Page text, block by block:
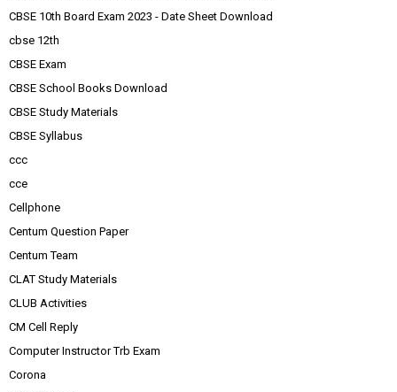
CBSE 10th Board Exam 2023 - Date Sheet Download
cbse 12th
CBSE Exam
CBSE School Books Download
CBSE Study Materials
CBSE Syllabus
ccc
cce
Cellphone
Centum Question Paper
Centum Team
CLAT Study Materials
CLUB Activities
CM Cell Reply
Computer Instructor Trb Exam
Corona